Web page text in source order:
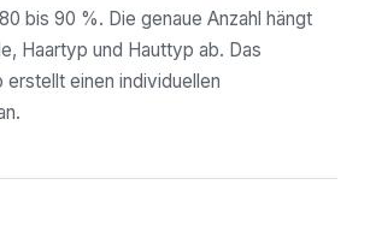
bis 90 %. Die genaue Anzahl hängt
Haartyp und Hauttyp ab. Das
erstellt einen individuellen